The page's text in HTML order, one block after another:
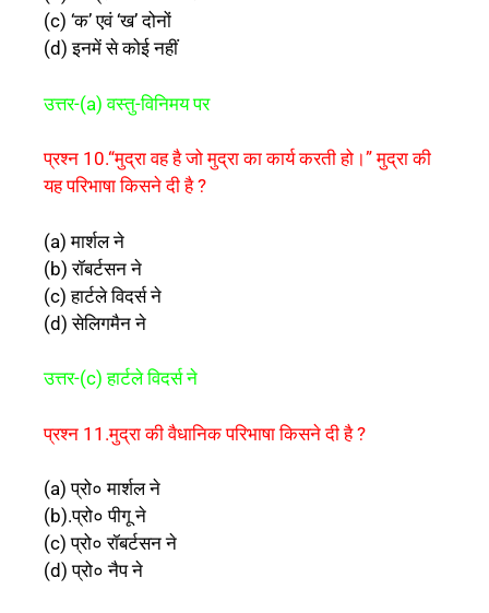
(c) ‘क’ एवं ‘ख’ दोनों
(d) इनमें से कोई नहीं
उत्तर-(a) वस्तु-विनिमय पर
प्रश्न 10.“मुद्रा वह है जो मुद्रा का कार्य करती हो।” मुद्रा की
यह परिभाषा किसने दी है ?
(a) मार्शल ने
(b) रॉबर्टसन ने
(c) हार्टले विदर्स ने
(d) सेलिगमैन ने
उत्तर-(c) हार्टले विदर्स ने
प्रश्न 11.मुद्रा की वैधानिक परिभाषा किसने दी है ?
(a) प्रो० मार्शल ने
(b).प्रो० पीगू ने
(c) प्रो० रॉबर्टसन ने
(d) प्रो० नैप ने